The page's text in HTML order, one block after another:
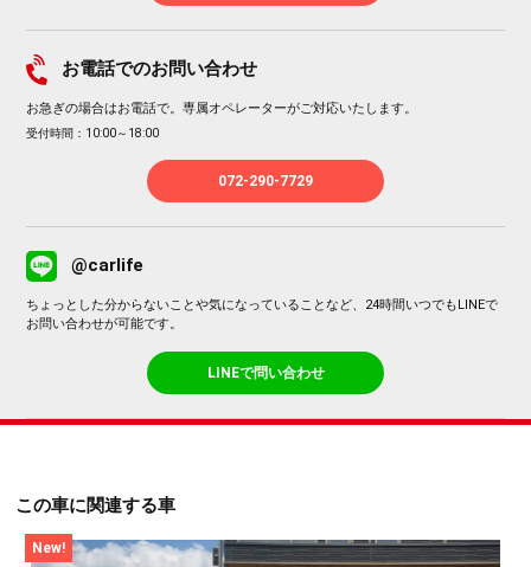
お電話でのお問い合わせ
お急ぎの場合はお電話で。専属オペレーターがご対応いたします。
受付時間：10:00～18:00
072-290-7729
@carlife
ちょっとした分からないことや気になっていることなど、24時間いつでもLINEで
お問い合わせが可能です。
LINEで問い合わせ
この車に関連する車
New!